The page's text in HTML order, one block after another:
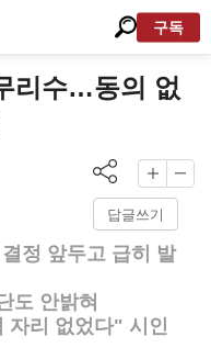
구독
리수…동의 없
답글쓰기
정 앞두고 급히 발
도 안밝혀
자리 없었다" 시인